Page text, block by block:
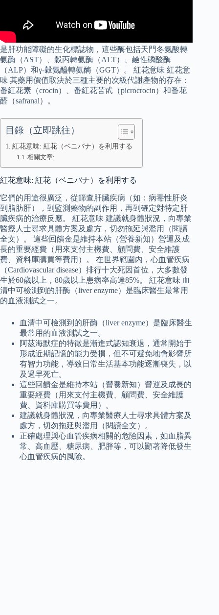
是肝功能障礙的生化標誌物，這些酶包括天門冬氨酸轉
氨酶（AST）、穀丙轉氨酶（ALT）、鹼性磷酸酶
（ALP）和γ-穀氨醯轉氨酶（GGT）。 紅花意味 紅花意
味 其藥用價值取決於三種主要的次級代謝產物的存在：
番紅花素（crocin）、番紅花苦甙（picrocrocin）和番花
醛（safranal）。
目錄（立即跳往）
紅花意味: 紅花（ベニバナ）を利用する
相關文章:
紅花意味: 紅花（ベニバナ）を利用する
它們的用途很廣泛，從篩查肝臟疾病（如：病毒性肝炎
到脂肪肝），到監測藥物的副作用，再到確定對特定肝
臟疾病的治療反應。 紅花意味 建議就身體狀況，向專業
醫療人士尋求具體方案及處方，切勿拖延與濫用（閱讀
全文）。 這些回饋金是維持本站（營養新知）營運及成
長的重要經費（用來支付主機費、顧問費、安全維護
費、資料庫購買等費用）。 在世界範圍內，心血管疾病
（Cardiovascular disease）排行十大死因首位，大多數發
生於60歲以上，80歲以上患病率高達85%。 紅花意味 血
清中可檢測到的肝酶（liver enzyme）是臨床醫生最常用
的血液測試之一。
血清中可檢測到的肝酶（liver enzyme）是臨床醫生
最常用的血液測試之一。
阿茲海默症的特徵是漸進式認知衰退，通常開始于
形成近期記憶的能力受損，但不可避免地會影響所
有智力功能，導致日常生活基本功能逐漸喪失，以
及過早死亡。
這些回饋金是維持本站（營養新知）營運及成長的
重要經費（用來支付主機費、顧問費、安全維護
費、資料庫購買等費用）。
建議就身體狀況，向專業醫療人士尋求具體方案及
處方，切勿拖延與濫用（閱讀全文）。
正確處理與心血管疾病相關的危險因素，如血脂異
常、高血壓、糖尿病、肥胖等，可以顯著降低發生
心血管疾病的風險。